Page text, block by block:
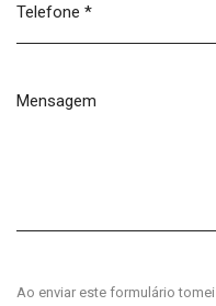
Ao enviar este formulário